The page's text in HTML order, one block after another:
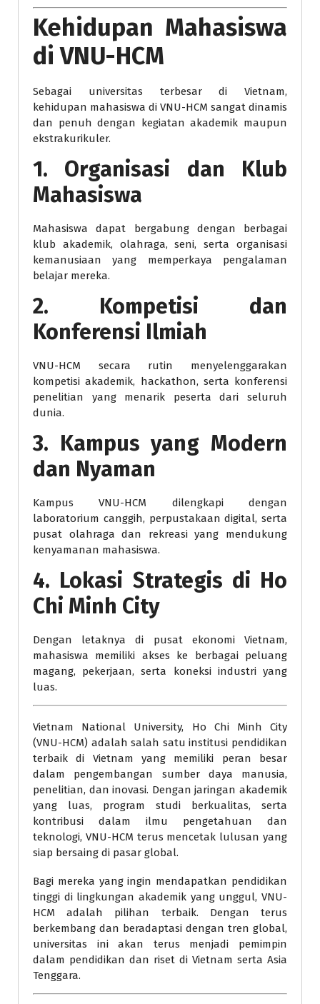
Kehidupan Mahasiswa
di VNU-HCM
Sebagai universitas terbesar di Vietnam,
kehidupan mahasiswa di VNU-HCM sangat dinamis
dan penuh dengan kegiatan akademik maupun
ekstrakurikuler.
1. Organisasi dan Klub
Mahasiswa
Mahasiswa dapat bergabung dengan berbagai
klub akademik, olahraga, seni, serta organisasi
kemanusiaan yang memperkaya pengalaman
belajar mereka.
2. Kompetisi dan
Konferensi Ilmiah
VNU-HCM secara rutin menyelenggarakan
kompetisi akademik, hackathon, serta konferensi
penelitian yang menarik peserta dari seluruh
dunia.
3. Kampus yang Modern
dan Nyaman
Kampus VNU-HCM dilengkapi dengan
laboratorium canggih, perpustakaan digital, serta
pusat olahraga dan rekreasi yang mendukung
kenyamanan mahasiswa.
4. Lokasi Strategis di Ho
Chi Minh City
Dengan letaknya di pusat ekonomi Vietnam,
mahasiswa memiliki akses ke berbagai peluang
magang, pekerjaan, serta koneksi industri yang
luas.
Vietnam National University, Ho Chi Minh City
(VNU-HCM) adalah salah satu institusi pendidikan
terbaik di Vietnam yang memiliki peran besar
dalam pengembangan sumber daya manusia,
penelitian, dan inovasi. Dengan jaringan akademik
yang luas, program studi berkualitas, serta
kontribusi dalam ilmu pengetahuan dan
teknologi, VNU-HCM terus mencetak lulusan yang
siap bersaing di pasar global.
Bagi mereka yang ingin mendapatkan pendidikan
tinggi di lingkungan akademik yang unggul, VNU-
HCM adalah pilihan terbaik. Dengan terus
berkembang dan beradaptasi dengan tren global,
universitas ini akan terus menjadi pemimpin
dalam pendidikan dan riset di Vietnam serta Asia
Tenggara.